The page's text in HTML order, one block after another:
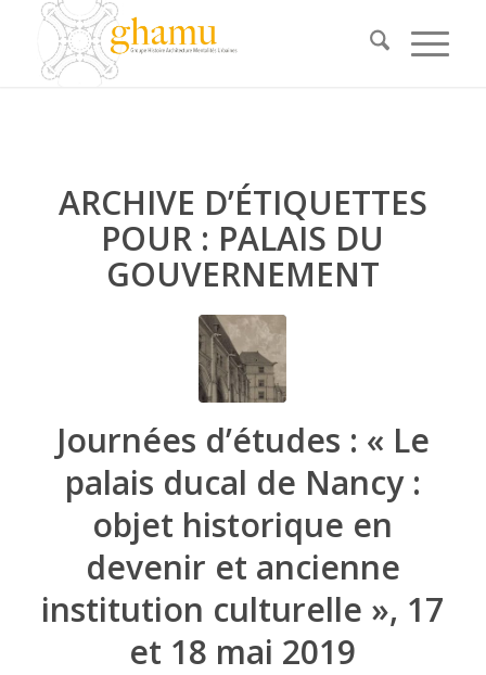
ARCHIVE D’ÉTIQUETTES
POUR : PALAIS DU
GOUVERNEMENT
Journées d’études : « Le
palais ducal de Nancy :
objet historique en
devenir et ancienne
institution culturelle », 17
et 18 mai 2019